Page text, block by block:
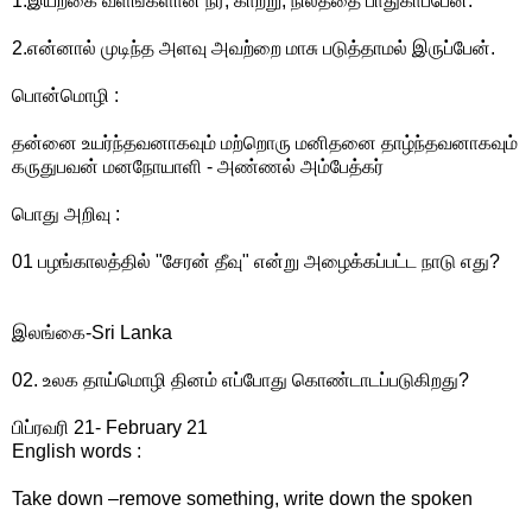
2.என்னால் முடிந்த அளவு அவற்றை மாசு படுத்தாமல் இருப்பேன்.
பொன்மொழி :
தன்னை உயர்ந்தவனாகவும் மற்றொரு மனிதனை தாழ்ந்தவனாகவும்
கருதுபவன் மனநோயாளி - அண்ணல் அம்பேத்கர்
பொது அறிவு :
01 பழங்காலத்தில் "சேரன் தீவு" என்று அழைக்கப்பட்ட நாடு எது?
இலங்கை-Sri Lanka
02. உலக தாய்மொழி தினம் எப்போது கொண்டாடப்படுகிறது?
பிப்ரவரி 21- February 21
English words :
Take down –remove something, write down the spoken